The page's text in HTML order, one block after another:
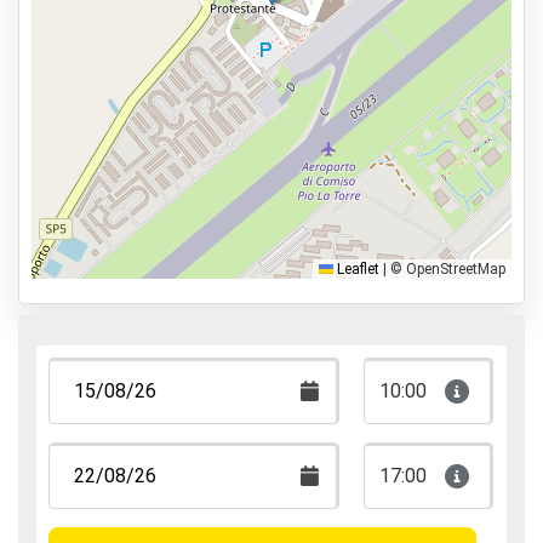
Servizio navetta
Car valet
Parcheggia e cammina
Parcheggia, dormi e vola
Leaflet © OpenStreetMap
10:00
17:00